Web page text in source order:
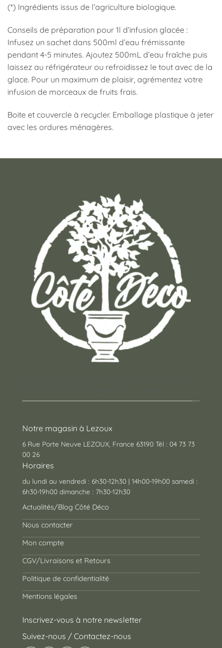
(*) Ingrédients issus de l’agriculture biologique.
Conseils de préparation pour 1l d’infusion glacée :
Infusez un sachet dans 500ml d’eau frémissante
pendant 4-5 minutes. Ajoutez 500mL d’eau fraîche puis
laissez au réfrigérateur ou refroidissez le tout avec de la
glace. Pour un maximum de plaisir, agrémentez votre
infusion de morceaux de fruits frais.
Boite et couvercle à recycler. Emballage plastique à jeter
avec les ordures ménagères.
Notre magasin à Lezoux
6 Rue Porte Neuve LEZOUX, France 63190 Tél : 04 73 73
00 26
Horaires
du lundi au vendredi : 6h30-12h30 | 14h00-19h00 samedi :
6h30-19h00 dimanche : 7h30-12h30
Actualités/Blog Côté Déco
Nous contacter
Mon compte
CGV/Livraisons et Retours
Politique de confidentialité
Mentions légales
Inscrivez-vous à notre newsletter
Suivez-nous / Contactez-nous